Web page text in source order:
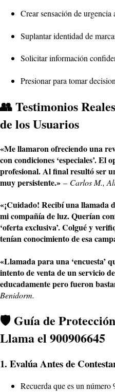
Crear sensación de
Suplantar identidad de
Solicitar información
Presionar para tomar
👥 Testimonios
de los Usuarios
«Me llamaron ofreciendo una
con condiciones ‘especiales’. El
profesional. Al final resultó ser
muy persistente.» – Carlos M.,
«¡Cuidado! Recibí una llamada
mi compañía de luz. Querían
‘oferta exclusiva’. Colgué y
tenían conocimiento de esa
«Llamada para una ‘encuesta’
intento de venta de un servicio
educadamente pero fueron
Benidorm.
🛡️ Guía de
Llama el 900906645
1. Evalúa Antes de
Recuerda que es un número